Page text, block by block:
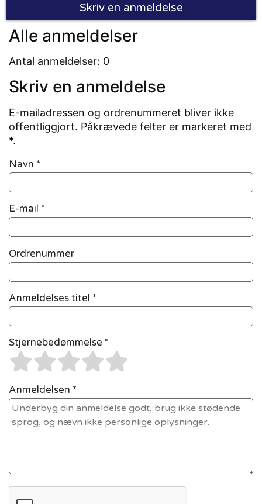
Skriv en anmeldelse
Alle anmeldelser
Antal anmeldelser: 0
Skriv en anmeldelse
E-mailadressen og ordrenummeret bliver ikke
offentliggjort. Påkrævede felter er markeret med
*.
Navn *
E-mail *
Ordrenummer
Anmeldelses titel *
Stjernebedømmelse *
Anmeldelsen *